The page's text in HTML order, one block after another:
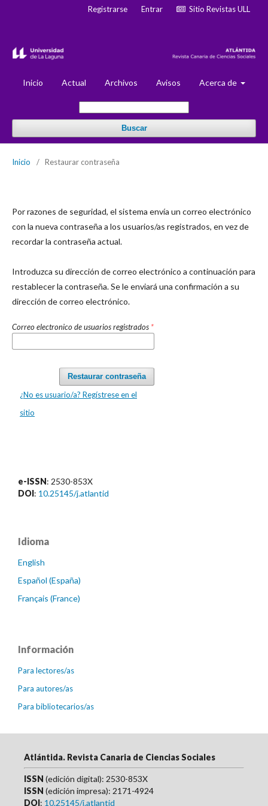
Inicio Actual Archivos Avisos Acerca de
Buscar
Registrarse Entrar Sitio Revistas ULL
Inicio / Restaurar contraseña
Por razones de seguridad, el sistema envía un correo electrónico
con la nueva contraseña a los usuarios/as registrados, en vez de
recordar la contraseña actual.
Introduzca su dirección de correo electrónico a continuación para
restablecer la contraseña. Se le enviará una confirmación a su
dirección de correo electrónico.
Correo electronico de usuarios registrados *
Restaurar contraseña
¿No es usuario/a? Regístrese en el
sitio
e-ISSN: 2530-853X
DOI: 10.25145/j.atlantid
Idioma
English
Español (España)
Français (France)
Información
Para lectores/as
Para autores/as
Para bibliotecarios/as
Atlántida. Revista Canaria de Ciencias Sociales
ISSN (edición digital): 2530-853X
ISSN (edición impresa): 2171-4924
DOI: 10.25145/j.atlantid